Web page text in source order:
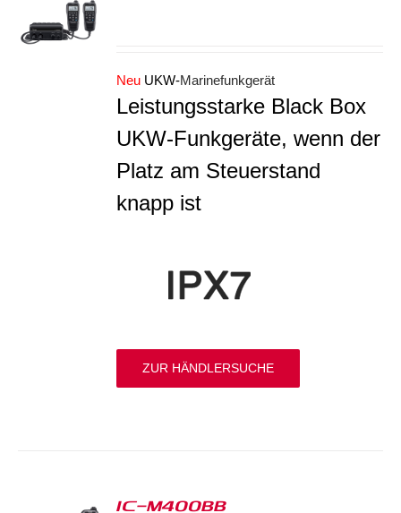
Neu UKW-Marinefunkgerät
Leistungsstarke Black Box
UKW-Funkgeräte, wenn der
Platz am Steuerstand
knapp ist
ZUR HÄNDLERSUCHE
IC-M400BB